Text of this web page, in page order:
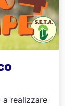
a realizzare